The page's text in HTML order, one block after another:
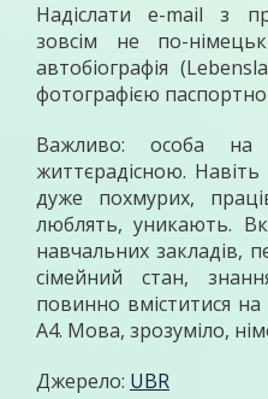
Надіслати e-mail з
зовсім не по-
автобіографія
фотографією
Важливо: особа
життєрадісною.
дуже похмурих,
люблять, уникають.
навчальних закладів,
сімейний стан,
повинно вміститися
А4. Мова, зрозуміло,
Джерело: UBR